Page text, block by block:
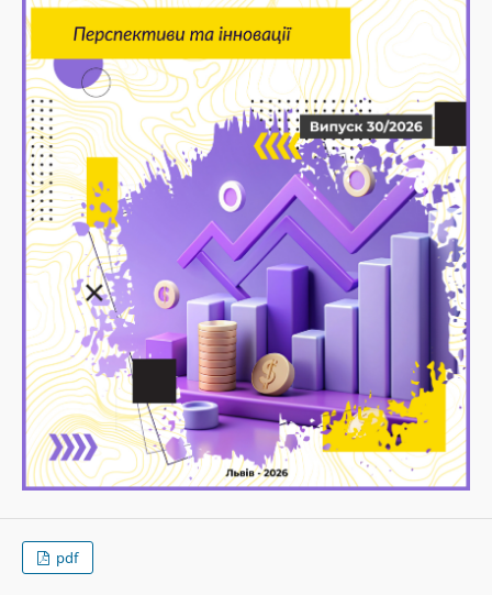
pdf